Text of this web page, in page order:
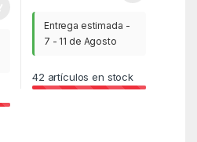
Entrega estimada -
7 - 11 de Agosto
42 artículos en stock